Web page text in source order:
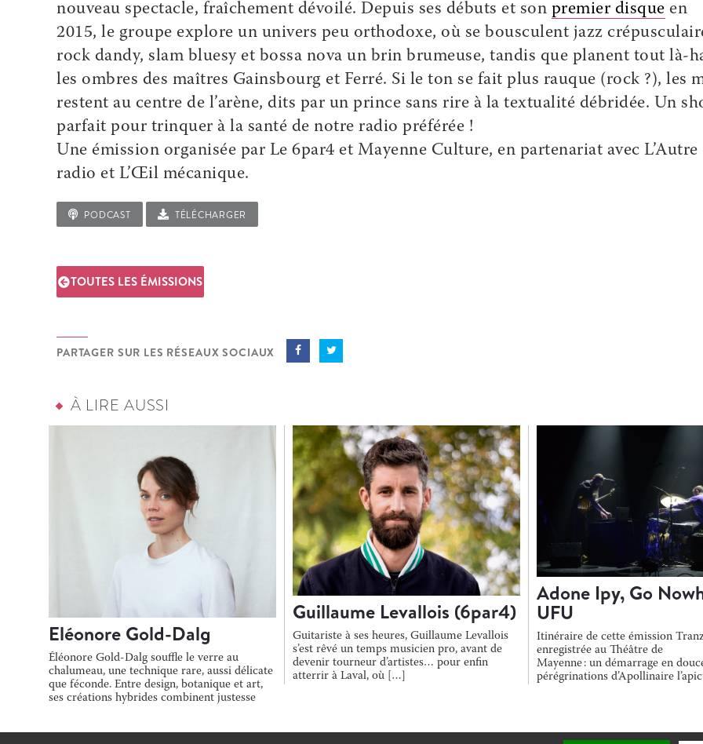
nouveau spectacle, fraîchement dévoilé. Depuis ses débuts et son premier disque en
2015, le groupe explore un univers peu orthodoxe, où se bousculent jazz
rock dandy, slam bluesy et bossa nova un brin brumeuse, tandis que planent tout là-
les ombres des maîtres Gainsbourg et Ferré. Si le ton se fait plus rauque (rock ?), les
restent au centre de l’arène, dits par un prince sans rire à la textualité débridée. Un
parfait pour trinquer à la santé de notre radio préférée !
Une émission organisée par Le 6par4 et Mayenne Culture, en partenariat avec L’Autre
radio et L’Œil mécanique.
PODCAST TÉLÉCHARGER
TOUTES LES ÉMISSIONS
PARTAGER SUR LES RÉSEAUX SOCIAUX
À LIRE AUSSI
Eléonore Gold-Dalg
Éléonore Gold-Dalg souffle le verre au
chalumeau, une technique rare, aussi délicate
que féconde. Entre design, botanique et art,
ses créations hybrides combinent justesse
Guillaume Levallois (6par4)
Guitariste à ses heures, Guillaume Levallois
s’est rêvé un temps musicien pro, avant de
devenir tourneur d’artistes… pour enfin
atterrir à Laval, où […]
Adone Ipy, Go
UFU
Itinéraire de cette émission
enregistrée au Théâtre de
Mayenne : un démarrage en
pérégrinations d’Apollinaire